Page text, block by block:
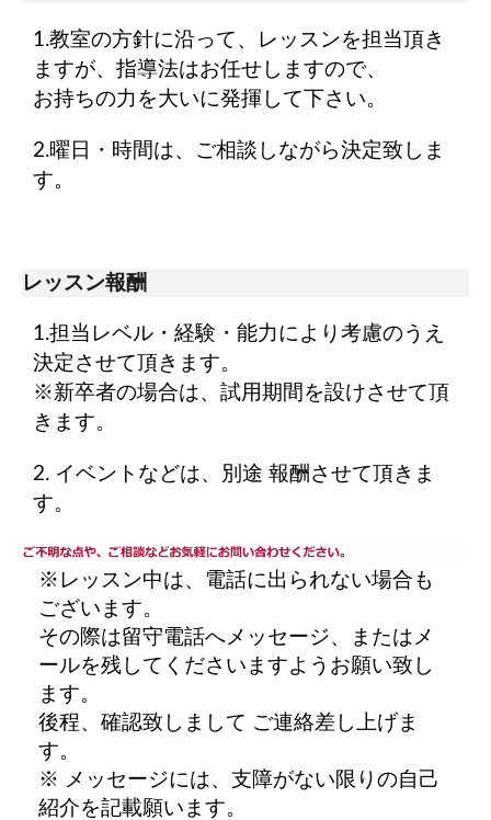
1.教室の方針に沿って、レッスンを担当頂き
ますが、指導法はお任せしますので、
お持ちの力を大いに発揮して下さい。
2.曜日・時間は、ご相談しながら決定致しま
す。
レッスン報酬
1.担当レベル・経験・能力により考慮のうえ
決定させて頂きます。
※新卒者の場合は、試用期間を設けさせて頂
きます。
2. イベントなどは、別途 報酬させて頂きま
す。
※レッスン中は、電話に出られない場合も
ございます。
その際は留守電話へメッセージ、またはメ
ールを残してくださいますようお願い致し
ます。
後程、確認致しまして ご連絡差し上げま
す。
※ メッセージには、支障がない限りの自己
紹介を記載願います。